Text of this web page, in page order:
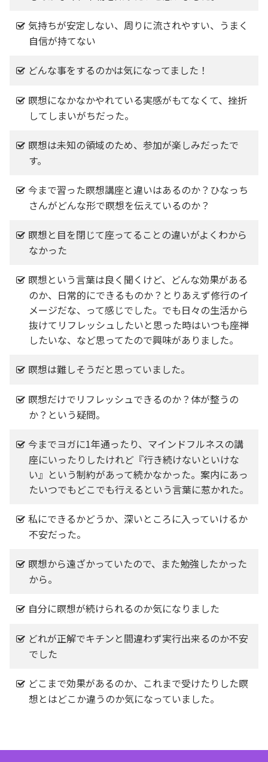
気持ちが安定しない、周りに流されやすい、うまく
自信が持てない
どんな事をするのかは気になってました！
瞑想になかなかやれている実感がもてなくて、挫折
してしまいがちだった。
瞑想は未知の領域のため、参加が楽しみだったで
す。
今まで習った瞑想講座と違いはあるのか？ひなっち
さんがどんな形で瞑想を伝えているのか？
瞑想と目を閉じて座ってることの違いがよくわから
なかった
瞑想という言葉は良く聞くけど、どんな効果がある
のか、日常的にできるものか？とりあえず修行のイ
メージだな、って感じでした。でも日々の生活から
抜けてリフレッシュしたいと思った時はいつも座禅
したいな、など思ってたので興味がありました。
瞑想は難しそうだと思っていました。
瞑想だけでリフレッシュできるのか？体が整うの
か？という疑問。
今までヨガに1年通ったり、マインドフルネスの講
座にいったりしたけれど『行き続けないといけな
い』という制約があって続かなかった。案内にあっ
たいつでもどこでも行えるという言葉に惹かれた。
私にできるかどうか、深いところに入っていけるか
不安だった。
瞑想から遠ざかっていたので、また勉強したかった
から。
自分に瞑想が続けられるのか気になりました
どれが正解でキチンと間違わず実行出来るのか不安
でした
どこまで効果があるのか、これまで受けたりした瞑
想とはどこか違うのか気になっていました。